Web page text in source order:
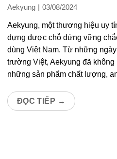
Aekyung 03/08/2024
Aekyung, một thương hiệu uy
dựng được chỗ đứng vững
dùng Việt Nam. Từ những
trường Việt, Aekyung đã
những sản phẩm chất lượng,
ĐỌC TIẾP →